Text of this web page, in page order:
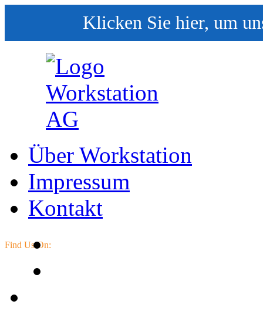
Klicken Sie hier, um
Über Workstation
Impressum
Kontakt
Find Us On: